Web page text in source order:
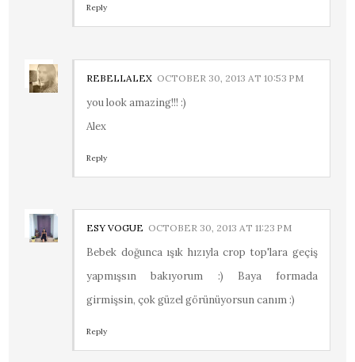
Reply
REBELLALEX OCTOBER 30, 2013 AT 10:53 PM
you look amazing!!! :)
Alex
Reply
ESY VOGUE OCTOBER 30, 2013 AT 11:23 PM
Bebek doğunca ışık hızıyla crop top'lara geçiş
yapmışsın bakıyorum :) Baya formada
girmişsin, çok güzel görünüyorsun canım :)
Reply